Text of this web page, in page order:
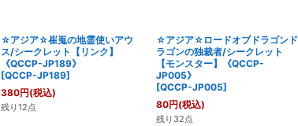
☆アジア☆崔嵬の地霊使いアウ
ス/シークレット【リンク】
《QCCP-JP189》
[QCCP-JP189]
380円(税込)
残り12点
☆アジア☆ロードオブドラゴンド
ラゴンの独裁者/シークレット
【モンスター】《QCCP-
JP005》
[QCCP-JP005]
80円(税込)
残り32点